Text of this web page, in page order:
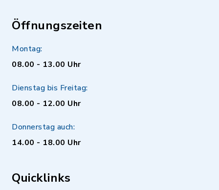
Öffnungszeiten
Montag:
08.00 - 13.00 Uhr
Dienstag bis Freitag:
08.00 - 12.00 Uhr
Donnerstag auch:
14.00 - 18.00 Uhr
Quicklinks